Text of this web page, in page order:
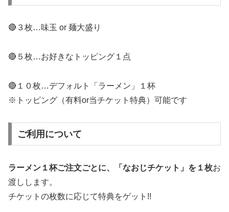
🔴３枚…味玉 or 麺大盛り
🔴５枚…お好きなトッピング１点
🔴１０枚…デフォルト「ラーメン」１杯
※トッピング（有料or当チケット特典）可能です
ご利用について
ラーメン１杯ご注文ごとに、「なおじチケット」を１枚お
渡しします。
チケットの枚数に応じて特典をゲット!!